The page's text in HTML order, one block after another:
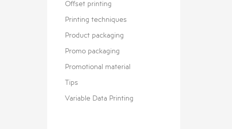
Offset printing
Printing techniques
Product packaging
Promo packaging
Promotional material
Tips
Variable Data Printing